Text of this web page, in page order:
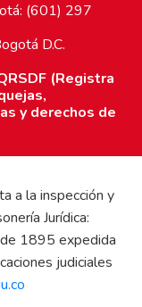
(601) 297
D.C.
(Registra
y derechos de
a la inspección y
Jurídica:
1895 expedida
judiciales